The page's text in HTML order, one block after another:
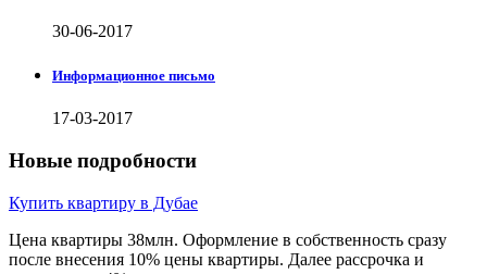
30-06-2017
Информационное письмо
17-03-2017
Новые подробности
Купить квартиру в Дубае
Цена квартиры 38млн. Оформление в собственность сразу
после внесения 10% цены квартиры. Далее рассрочка и